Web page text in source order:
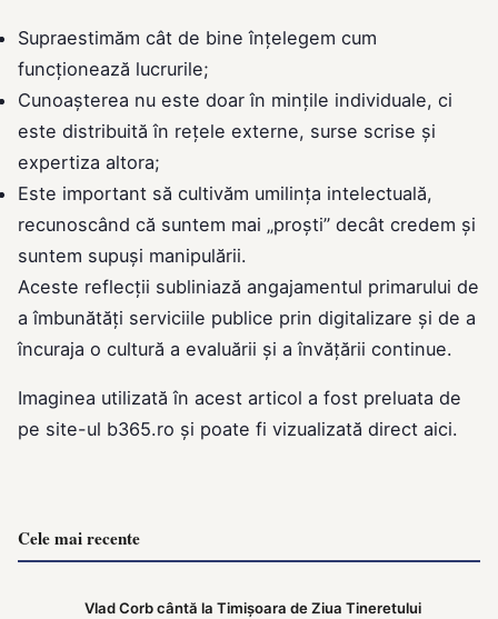
Supraestimăm cât de bine înțelegem cum
funcționează lucrurile;
Cunoașterea nu este doar în mințile individuale, ci
este distribuită în rețele externe, surse scrise și
expertiza altora;
Este important să cultivăm umilința intelectuală,
recunoscând că suntem mai „proști” decât credem și
suntem supuși manipulării.
Aceste reflecții subliniază angajamentul primarului de
a îmbunătăți serviciile publice prin digitalizare și de a
încuraja o cultură a evaluării și a învățării continue.
Imaginea utilizată în acest articol a fost preluata de
pe site-ul b365.ro și poate fi vizualizată direct aici.
Cele mai recente
Vlad Corb cântă la Timișoara de Ziua Tineretului